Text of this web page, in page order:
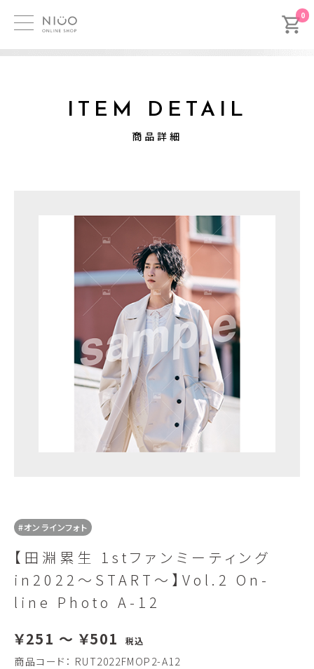
0
ITEM DETAIL
商品詳細
#オンラインフォト
【田淵累生 1stファンミーティング
in2022〜START〜】Vol.2 On-
line Photo A-12
￥251 ～ ￥501
税込
商品コード： RUT2022FMOP2-A12